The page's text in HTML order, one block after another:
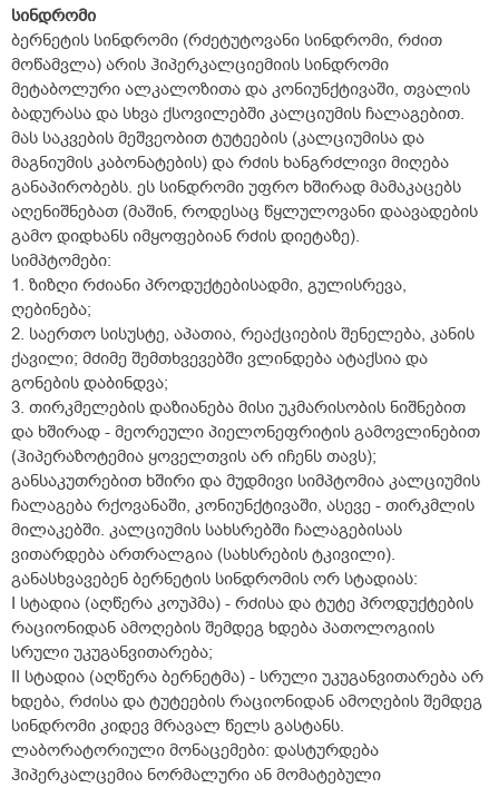
სინდრომი
ბერნეტის სინდრომი (რძეტუტოვანი სინდრომი, რძით
მოწამვლა) არის ჰიპერკალციემიის სინდრომი
მეტაბოლური ალკალოზითა და კონიუნქტივაში, თვალის
ბადურასა და სხვა ქსოვილებში კალციუმის ჩალაგებით.
მას საკვების მეშვეობით ტუტეების (კალციუმისა და
მაგნიუმის კაბონატების) და რძის ხანგრძლივი მიღება
განაპირობებს. ეს სინდრომი უფრო ხშირად მამაკაცებს
აღენიშნებათ (მაშინ, როდესაც წყლულოვანი დაავადების
გამო დიდხანს იმყოფებიან რძის დიეტაზე).
სიმპტომები:
1. ზიზღი რძიანი პროდუქტებისადმი, გულისრევა,
ღებინება;
2. საერთო სისუსტე, აპათია, რეაქციების შენელება, კანის
ქავილი; მძიმე შემთხვევებში ვლინდება ატაქსია და
გონების დაბინდვა;
3. თირკმელების დაზიანება მისი უკმარისობის ნიშნებით
და ხშირად - მეორეული პიელონეფრიტის გამოვლინებით
(ჰიპერაზოტემია ყოველთვის არ იჩენს თავს);
განსაკუთრებით ხშირი და მუდმივი სიმპტომია კალციუმის
ჩალაგება რქოვანაში, კონიუნქტივაში, ასევე - თირკმლის
მილაკებში. კალციუმის სახსრებში ჩალაგებისას
ვითარდება ართრალგია (სახსრების ტკივილი).
განასხვავებენ ბერნეტის სინდრომის ორ სტადიას:
I სტადია (აღწერა კოუპმა) - რძისა და ტუტე პროდუქტების
რაციონიდან ამოღების შემდეგ ხდება პათოლოგიის
სრული უკუგანვითარება;
II სტადია (აღწერა ბერნეტმა) - სრული უკუგანვითარება არ
ხდება, რძისა და ტუტეების რაციონიდან ამოღების შემდეგ
სინდრომი კიდევ მრავალ წელს გასტანს.
ლაბორატორიული მონაცემები: დასტურდება
ჰიპერკალცემია ნორმალური ან მომატებული